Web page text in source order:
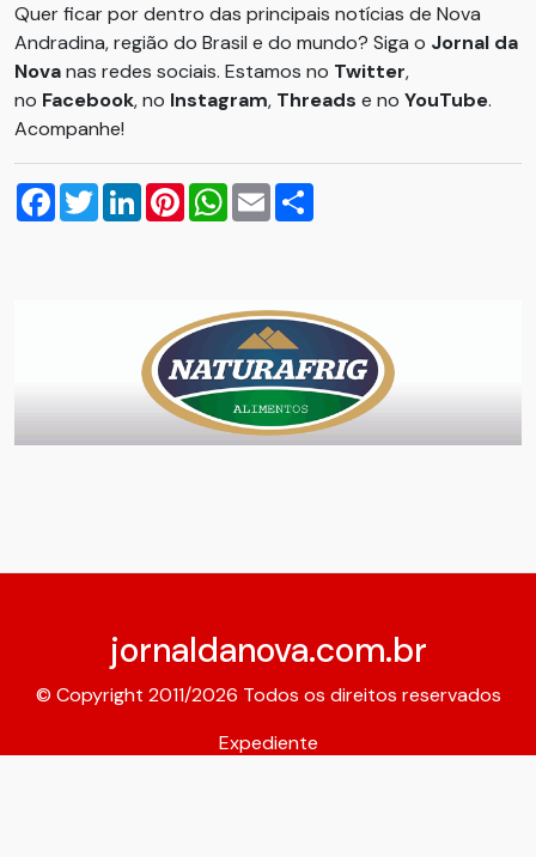
Quer ficar por dentro das principais notícias de Nova
Andradina, região do Brasil e do mundo? Siga o Jornal da
Novanas redes sociais. Estamos no Twitter,
no Facebook, no Instagram, Threads e no YouTube.
Acompanhe!
Facebook
TwitterLinkedInPinterestWhatsApp
Email
jornaldanova.com.br
© Copyright 2011/2026 Todos os direitos reservados
Expediente